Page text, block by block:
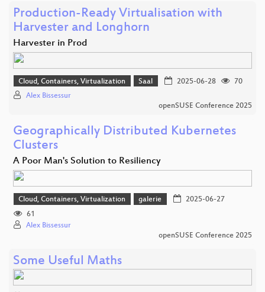
Production-Ready Virtualisation with
Harvester and Longhorn
Harvester in Prod
Cloud, Containers, Virtualization Saal 2025-06-28
70
Alex Bissessur
openSUSE Conference 2025
Geographically Distributed Kubernetes
Clusters
A Poor Man's Solution to Resiliency
Cloud, Containers, Virtualization galerie
2025-06-27
61
Alex Bissessur
openSUSE Conference 2025
Some Useful Maths